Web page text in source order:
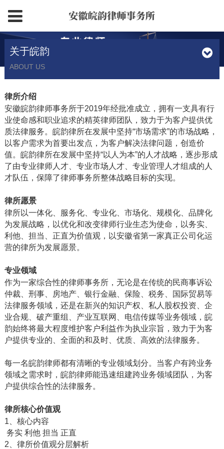
关于皖韵
ABOUT US
律所介绍
安徽皖韵律师事务所于2019年经批准成立，拥有一支具有行
业使命感和职业追求的精英律师团队，致力于为客户提供优
质法律服务。皖韵律所在发展中坚持“市场需求”的市场战略，
以客户需求为首要出发点，为客户解决法律问题，创造价
值。皖韵律所在发展中坚持“以人为本”的人才战略，逐步形成
了由专业律师人才、专业市场人才、专业管理人才组成的人
才队伍，保障了律师事务所整体战略目标的实现。
律所愿景
律所以一体化、服务化、专业化、市场化、规模化、品牌化
为发展战略，以优化和改变律师行业生态为使命，以务实、
利他、担当、正直为价值观，以安徽省第一家真正公司化运
营的律所为发展愿景。
专业领域
作为一家综合性的律师事务所，无论是在传统的民商事诉讼
仲裁、刑事、房地产、银行金融、保险、税务、国际贸易等
法律服务领域，还是在新兴的知识产权、私人股权投资、企
业合规、破产重组、产业互联网、电信传媒等业务领域，皖
韵始终将最大程度维护客户利益作为执业宗旨，致力于为客
户提供专业的、全面的和及时、优质、高效的法律服务。
每一名皖韵律师都有清晰的专业领域划分。当客户有跨业务
领域之需求时，皖韵律师能迅速组建跨业务领域团队，为客
户提供综合性的法律服务。
律所核心价值观
1、核心内容
务实 利他 担当 正直
2、律所价值观分层解析